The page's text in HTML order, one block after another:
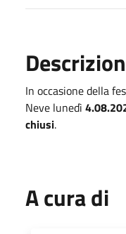
In occasione della
Neve lunedì
chiusi.
A cura di